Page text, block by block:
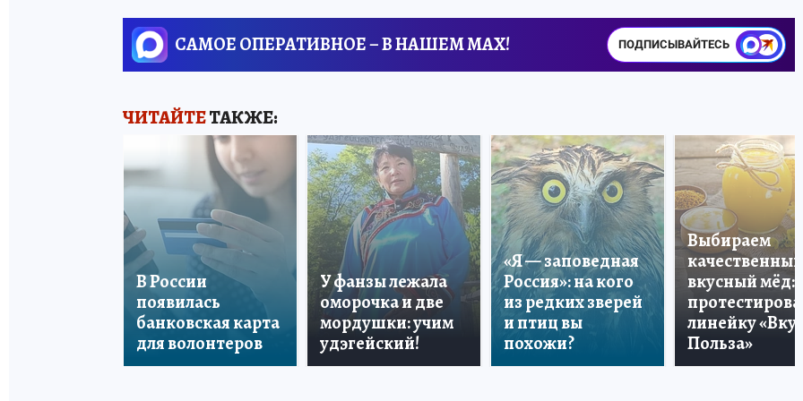
САМОЕ ОПЕРАТИВНОЕ – В НАШЕМ MAX! ПОДПИСЫВАЙТЕСЬ
ЧИТАЙТЕТАКЖЕ:
В России
появилась
банковская карта
для волонтеров
У фанзы лежала
оморочка и две
мордушки: учим
удэгейский!
«Я — заповедная
Россия»: на кого
из редких зверей
и птиц вы
похожи?
Выбираем
качественный
вкусный мёд:
линейку «Вкус
Польза»